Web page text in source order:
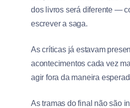
dos livros será diferente —
escrever a saga.
As críticas já estavam
acontecimentos cada vez
agir fora da maneira
As tramas do final não são